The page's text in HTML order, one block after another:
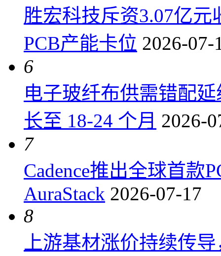
胜宏科技斥资3.07亿
PCB产能卡位 2026-07-
6
电子玻纤布供需错配
长至 18-24 个月 2026-
7
Cadence推出全球首款
AuraStack 2026-07-17
8
上游基材涨价持续传